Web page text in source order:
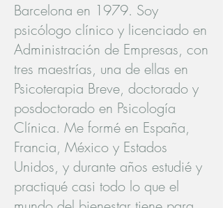
Barcelona en 1979. Soy
psicólogo clínico y licenciado en
Administración de Empresas, con
tres maestrías, una de ellas en
Psicoterapia Breve, doctorado y
posdoctorado en Psicología
Clínica. Me formé en España,
Francia, México y Estados
Unidos, y durante años estudié y
practiqué casi todo lo que el